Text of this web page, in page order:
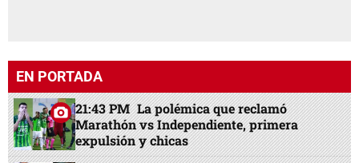
EN PORTADA
21:43 PM La polémica que reclamó
Marathón vs Independiente, primera
expulsión y chicas